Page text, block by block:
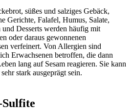
süßes und salziges Gebäck,
Gerichte, Falafel, Humus, Salate,
und Desserts werden häufig mit
oder daraus gewonnenen
verfeinert. Von Allergien sind
Erwachsenen betroffen, die dann
lang auf Sesam reagieren. Sie kann
stark ausgeprägt sein.
Sulfite